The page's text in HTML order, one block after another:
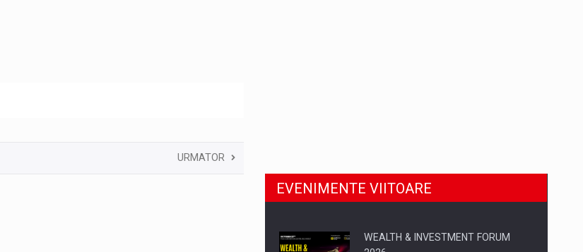
URMATOR
EVENIMENTE VIITOARE
WEALTH & INVESTMENT FORUM